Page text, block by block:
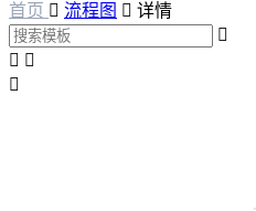
首页  流程图  详情

 
